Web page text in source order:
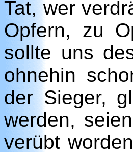
Tat, wer
Opfern, zu
sollte uns
ohnehin
der Sieger,
werden,
verübt